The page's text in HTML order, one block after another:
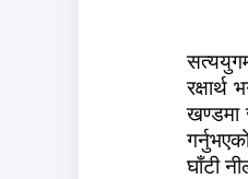
खण्डमा
घाँटी